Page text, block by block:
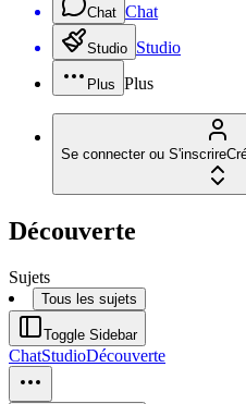
Chat Chat
Studio Studio
Plus Plus
Se connecter ou S'inscrire
Découverte
Sujets
Tous les sujets
Toggle Sidebar
ChatStudioDécouverte